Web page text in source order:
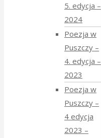
5. edycja –
2024
Poezja w
Puszczy –
4. edycja –
2023
Poezja w
Puszczy –
4 edycja
2023 –